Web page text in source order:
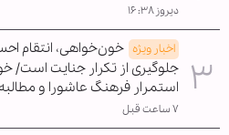
دیروز ۱۶:۳۸
اخبار ویژه خون‌خواهی، انتقام
جلوگیری از تکرار جنایت است/
استمرار فرهنگ عاشورا و
۷ ساعت قبل